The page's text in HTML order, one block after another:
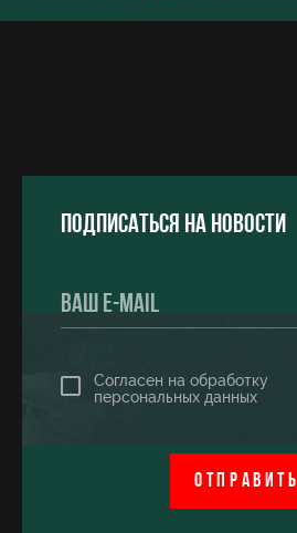
Подписаться на новости
Согласен на обработку
персональных данных
ОТПРАВИТЬ